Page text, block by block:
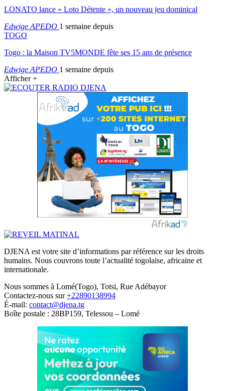
LONATO lance « Loto Détente », un nouveau jeu dominical
Edwige APEDO 1 semaine depuis
TOGO
Togo : la Maison TV5MONDE fête ses 15 ans de présence
Edwige APEDO 1 semaine depuis
Afficher +
DJENA est votre site d’informations par référence sur les droits
humains. Nous couvrons toute l’actualité togolaise, africaine et
internationale.
Nous sommes à Lomé(Togo), Totsi, Rue Adébayor
Contactez-nous sur+22890138994
É-mail: contact@djena.tg
Boîte postale : 28BP159, Telessou – Lomé